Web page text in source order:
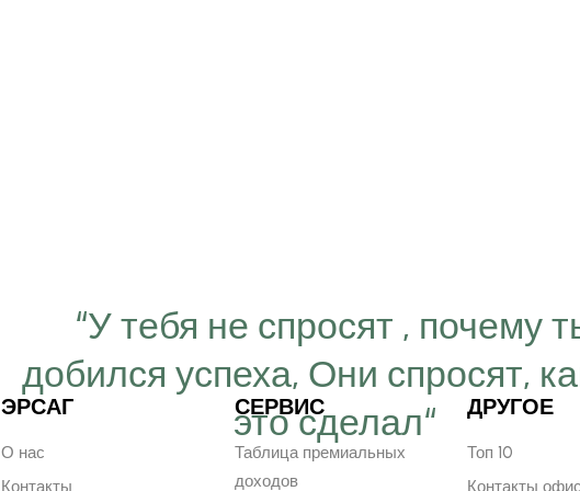
“У тебя не спросят , почему
добился успеха, Они спросят,
это сделал“
ЭРСАГ
О нас
Контакты
СЕРВИС
Таблица премиальных
доходов
ДРУГОЕ
Топ 10
Контакты